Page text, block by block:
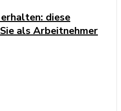
diese
als Arbeitnehmer